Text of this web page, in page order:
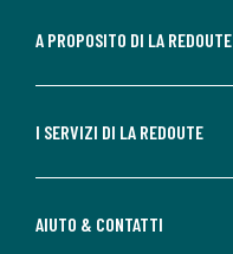
A PROPOSITO DI LA REDOUTE
I SERVIZI DI LA REDOUTE
AIUTO & CONTATTI